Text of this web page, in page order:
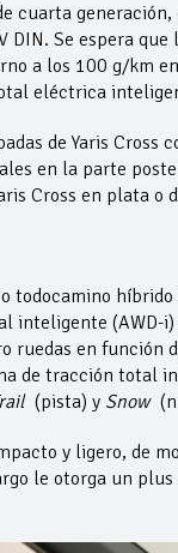
cuarta
DIN. Se espera
a los 100 g/km
eléctrica
de Yaris
en la parte
Cross en plata o
todocamino
inteligente (AWD-
ruedas en función
de tracción total
(pista) y Snow
y ligero, de
le otorga un